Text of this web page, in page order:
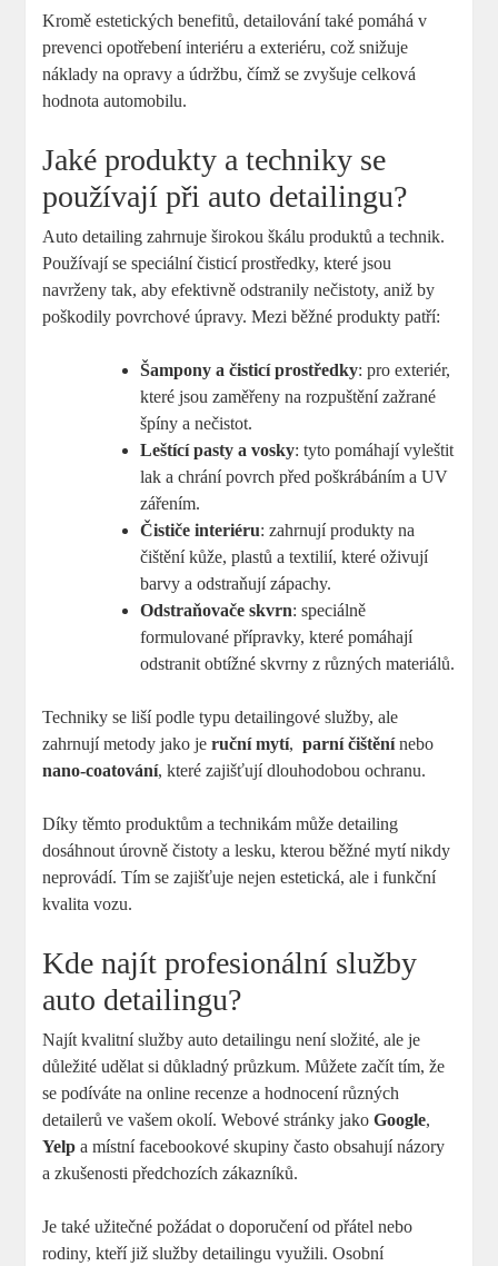
Kromě estetických benefitů, detailování ⁢také‌ pomáhá v
prevenci opotřebení interiéru a exteriéru, ⁢což​ snižuje
⁣náklady na opravy‍ a údržbu, čímž se zvyšuje celková⁢
hodnota automobilu.
Jaké produkty a techniky se
používají při ⁢auto detailingu?
Auto ‌detailing ‍zahrnuje‍ širokou ‍škálu produktů ⁤a technik.‌
Používají se⁢ speciální čisticí prostředky, které jsou
navrženy tak, aby efektivně odstranily nečistoty, ⁤aniž⁤ by
poškodily povrchové úpravy. Mezi běžné produkty patří:
Šampony ​a čisticí prostředky: pro exteriér,
které ​jsou​ zaměřeny na rozpuštění zažrané
špíny a nečistot.
Leštící pasty​ a​ vosky: ​tyto pomáhají vyleštit
lak a‌ chrání ⁤povrch‍ před poškrábáním a UV
zářením.
Čističe interiéru: ⁣zahrnují produkty na
čištění⁤ kůže, plastů a textilií, které oživují
barvy ​a odstraňují zápachy.
Odstraňovače skvrn: speciálně
formulované přípravky, které pomáhají
odstranit obtížné skvrny⁣ z různých ⁣materiálů.
Techniky⁣ se liší podle⁤ typu detailingové ⁢služby, ale
zahrnují metody jako jeruční mytí, ‍parní čištěnínebo
nano-coatování, které zajišťují dlouhodobou‌ ochranu.
Díky ⁢těmto produktům⁤ a technikám může detailing
dosáhnout úrovně‍ čistoty‍ a lesku, kterou běžné mytí nikdy
neprovádí. Tím se zajišťuje nejen estetická, ale i funkční
kvalita vozu.
Kde⁤ najít‌ profesionální služby
auto detailingu?
Najít kvalitní služby auto detailingu není ​složité, ‍ale⁢ je
důležité udělat si důkladný průzkum. Můžete začít tím, že
se⁢ podíváte na online recenze a ⁣hodnocení různých
detailerů ve vašem okolí. Webové ​stránky jakoGoogle,
Yelp ​a místní⁣ facebookové skupiny často obsahují názory⁣
a zkušenosti předchozích zákazníků.
Je také užitečné požádat o doporučení od⁢ přátel nebo
rodiny, kteří‍ již služby detailingu využili. Osobní‌